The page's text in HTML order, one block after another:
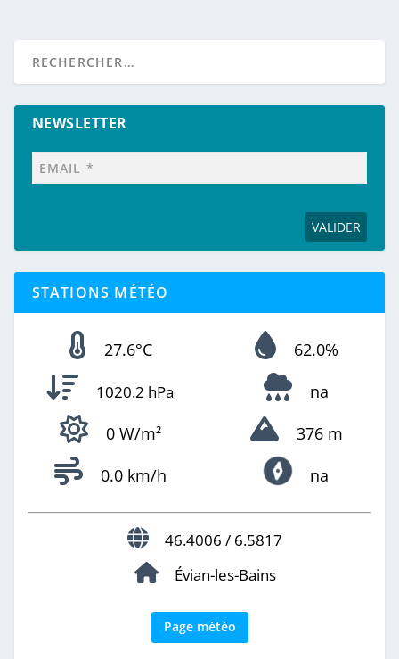
NEWSLETTER
STATIONS MÉTÉO
27.6°C 62.0%
1020.2 hPa
na
0 W/m²
376 m
0.0 km/h
na
46.4006 / 6.5817
Évian-les-Bains
Page météo